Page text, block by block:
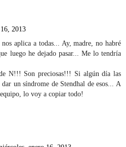
2013
aplica a todas... Ay, madre, no habré
luego he dejado pasar... Me lo tendría
de N!!! Son preciosas!!! Si algún día las
un síndrome de Stendhal de esos... A
lo voy a copiar todo!